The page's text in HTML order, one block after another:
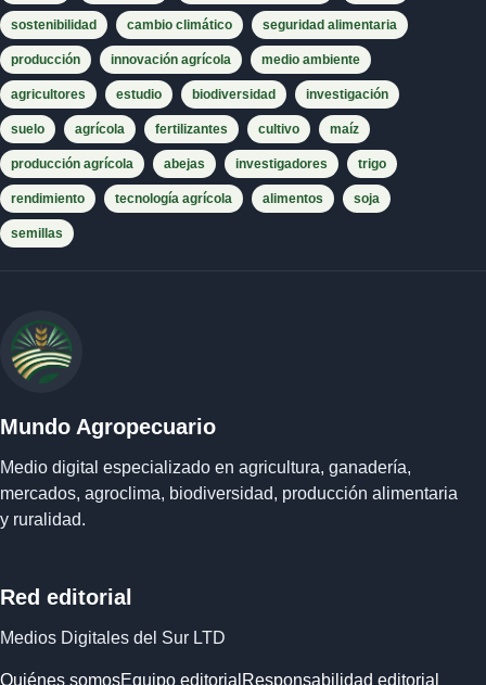
sostenibilidad cambio climático seguridad alimentaria
producción innovación agrícola medio ambiente
agricultores estudio biodiversidad investigación
suelo agrícola fertilizantes cultivo maíz
producción agrícola abejas investigadores trigo
rendimiento tecnología agrícola alimentos soja
semillas
Mundo Agropecuario
Medio digital especializado en agricultura, ganadería,
mercados, agroclima, biodiversidad, producción alimentaria
y ruralidad.
Red editorial
Medios Digitales del Sur LTD
Quiénes somosEquipo editorial Responsabilidad editorial